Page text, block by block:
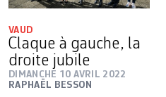
VAUD
Claque à gauche, la
droite jubile
DIMANCHE 10 AVRIL 2022
RAPHAËL BESSON